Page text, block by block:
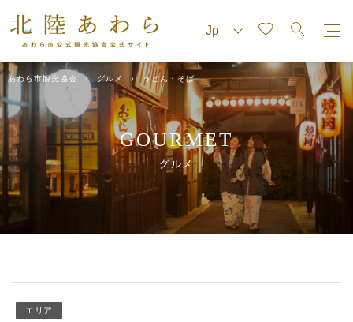
あわら市観光協会 グルメ うどん・そば
GOURMET
グルメ
エリア